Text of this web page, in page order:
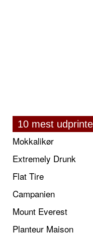
10 mest
Mokkalikør
Extremely Drunk
Flat Tire
Campanien
Mount Everest
Planteur Maison